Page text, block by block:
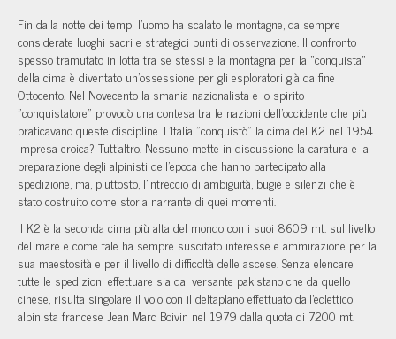
Fin dalla notte dei tempi l'uomo ha scalato le montagne, da sempre
considerate luoghi sacri e strategici punti di osservazione. Il confronto
spesso tramutato in lotta tra se stessi e la montagna per la "conquista"
della cima è diventato un'ossessione per gli esploratori già da fine
Ottocento. Nel Novecento la smania nazionalista e lo spirito
"conquistatore" provocò una contesa tra le nazioni dell'occidente che più
praticavano queste discipline. L'Italia "conquistò" la cima del K2 nel 1954.
Impresa eroica? Tutt'altro. Nessuno mette in discussione la caratura e la
preparazione degli alpinisti dell'epoca che hanno partecipato alla
spedizione, ma, piuttosto, l'intreccio di ambiguità, bugie e silenzi che è
stato costruito come storia narrante di quei momenti.
Il K2 è la seconda cima più alta del mondo con i suoi 8609 mt. sul livello
del mare e come tale ha sempre suscitato interesse e ammirazione per la
sua maestosità e per il livello di difficoltà delle ascese. Senza elencare
tutte le spedizioni effettuare sia dal versante pakistano che da quello
cinese, risulta singolare il volo con il deltaplano effettuato dall'eclettico
alpinista francese Jean Marc Boivin nel 1979 dalla quota di 7200 mt.